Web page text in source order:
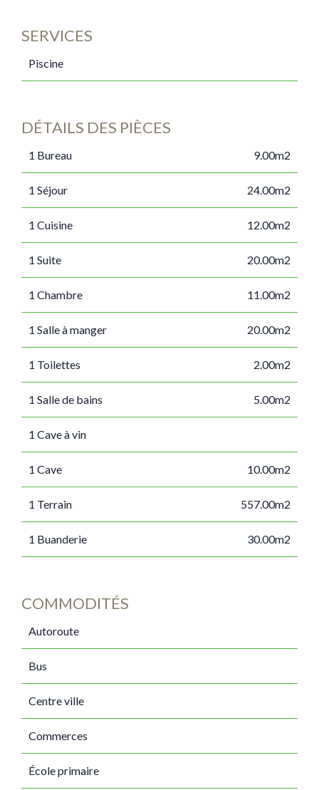
SERVICES
Piscine
DÉTAILS DES PIÈCES
1 Bureau 9.00m2
1 Séjour 24.00m2
1 Cuisine 12.00m2
1 Suite 20.00m2
1 Chambre 11.00m2
1 Salle à manger 20.00m2
1 Toilettes 2.00m2
1 Salle de bains 5.00m2
1 Cave à vin
1 Cave 10.00m2
1 Terrain 557.00m2
1 Buanderie 30.00m2
COMMODITÉS
Autoroute
Bus
Centre ville
Commerces
École primaire